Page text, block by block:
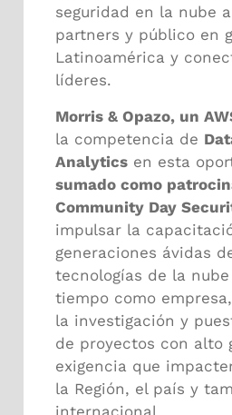
seguridad en la nube
partners y público en
Latinoamérica y
líderes.
Morris & Opazo, un
la competencia de
Analytics en esta
sumado como
Community Day
impulsar la
generaciones ávidas
tecnologías de la
tiempo como
la investigación y
de proyectos con alto
exigencia que
la Región, el país y
internacional.